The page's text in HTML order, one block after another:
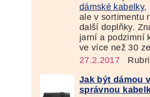
dámské kabelky,
ale v sortimentu
další doplňky.
jarní a podzimní
ve více než 30
27.2.2017
Jak být dámou
správnou